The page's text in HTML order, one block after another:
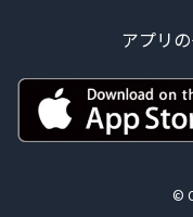
アプリ
©